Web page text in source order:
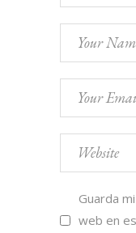
Guarda
web en